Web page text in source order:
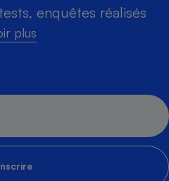
enquêtes réalisés
plus